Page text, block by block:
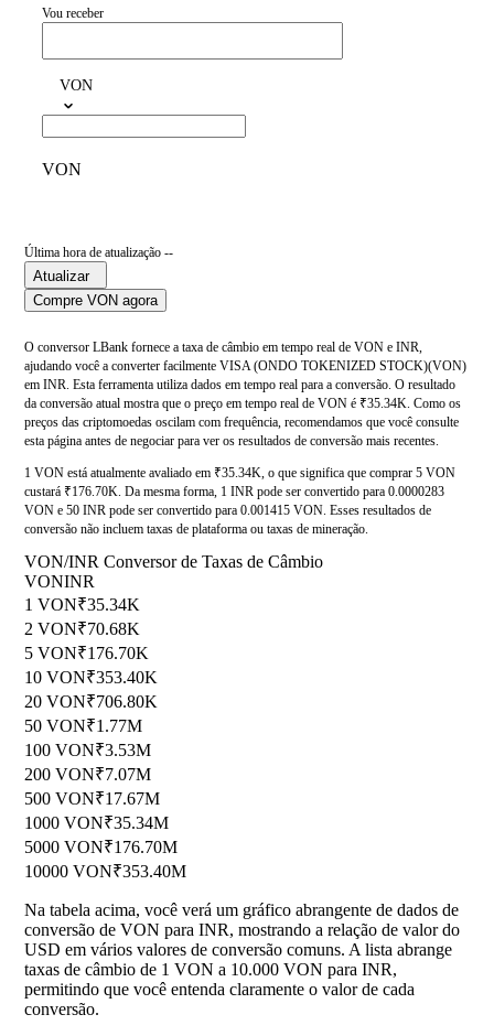
Vou receber
VON
VON
Última hora de atualização --
Atualizar
Compre VON agora
O conversor LBank fornece a taxa de câmbio em tempo real de VON e INR,
ajudando você a converter facilmente VISA (ONDO TOKENIZED STOCK)(VON)
em INR. Esta ferramenta utiliza dados em tempo real para a conversão. O resultado
da conversão atual mostra que o preço em tempo real de VON é ₹35.34K. Como os
preços das criptomoedas oscilam com frequência, recomendamos que você consulte
esta página antes de negociar para ver os resultados de conversão mais recentes.
1 VON está atualmente avaliado em ₹35.34K, o que significa que comprar 5 VON
custará ₹176.70K. Da mesma forma, 1 INR pode ser convertido para 0.0000283
VON e 50 INR pode ser convertido para 0.001415 VON. Esses resultados de
conversão não incluem taxas de plataforma ou taxas de mineração.
VON/INR Conversor de Taxas de Câmbio
VONINR
1 VON₹35.34K
2 VON₹70.68K
5 VON₹176.70K
10 VON₹353.40K
20 VON₹706.80K
50 VON₹1.77M
100 VON₹3.53M
200 VON₹7.07M
500 VON₹17.67M
1000 VON₹35.34M
5000 VON₹176.70M
10000 VON₹353.40M
Na tabela acima, você verá um gráfico abrangente de dados de
conversão de VON para INR, mostrando a relação de valor do
USD em vários valores de conversão comuns. A lista abrange
taxas de câmbio de 1 VON a 10.000 VON para INR,
permitindo que você entenda claramente o valor de cada
conversão.